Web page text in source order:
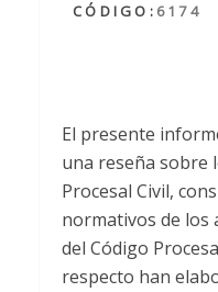
CÓDIGO: 6174
El presente
una reseña sobre
Procesal Civil,
normativos de los
del Código
respecto han